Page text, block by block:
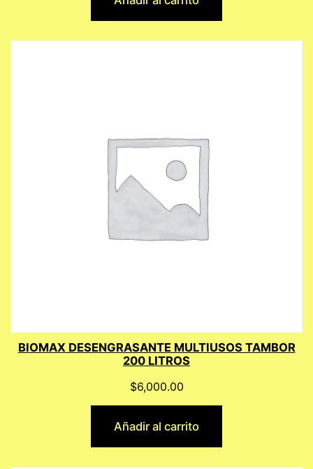
BIOMAX DESENGRASANTE MULTIUSOS TAMBOR
200 LITROS
$6,000.00
Añadir al carrito